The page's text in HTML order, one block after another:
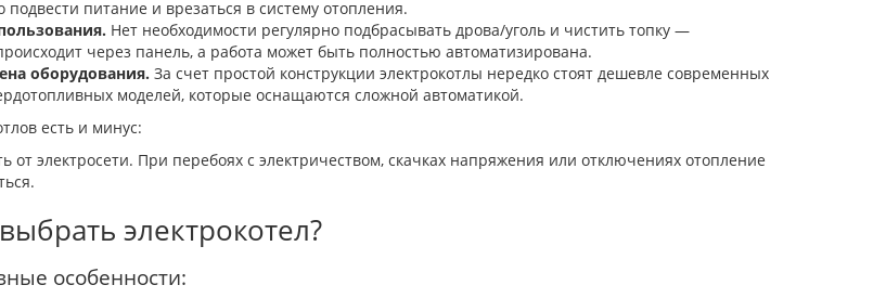
подвести питание и врезаться в систему отопления.
Нет необходимости регулярно подбрасывать дрова/уголь и чистить топку —
через панель, а работа может быть полностью автоматизирована.
оборудования. За счет простой конструкции электрокотлы нередко стоят дешевле современных
моделей, которые оснащаются сложной автоматикой.
есть и минус:
от электросети. При перебоях с электричеством, скачках напряжения или отключениях отопление
электрокотел?
особенности: